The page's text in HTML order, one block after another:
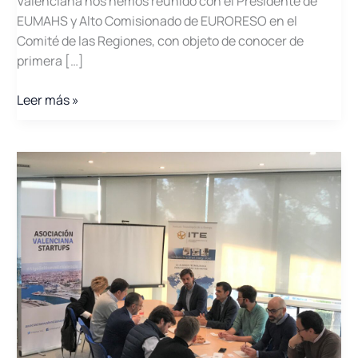
EUMAHS y Alto Comisionado de EURORESO en el
Comité de las Regiones, con objeto de conocer de
primera […]
El
Horizonte
Europa
27
debate
con
el
Presidente
de
Leer más »